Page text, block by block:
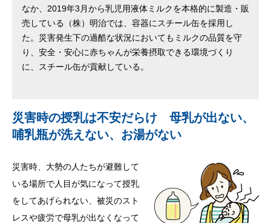
なか、2019年3月から乳児用液体ミルクを本格的に製造・販
売している（株）明治では、容器にスチール缶を採用し
た。災害発生下の過酷な状況においてもミルクの品質を守
り、安全・安心に赤ちゃんが栄養摂取できる環境づくり
に、スチール缶が貢献している。
災害時の授乳は不安だらけ 母乳が出ない、
哺乳瓶が洗えない、お湯がない
災害時、大勢の人たちが避難して
いる場所で人目が気になって授乳
をしてあげられない、被災のスト
レスや疲労で母乳が出なくなって